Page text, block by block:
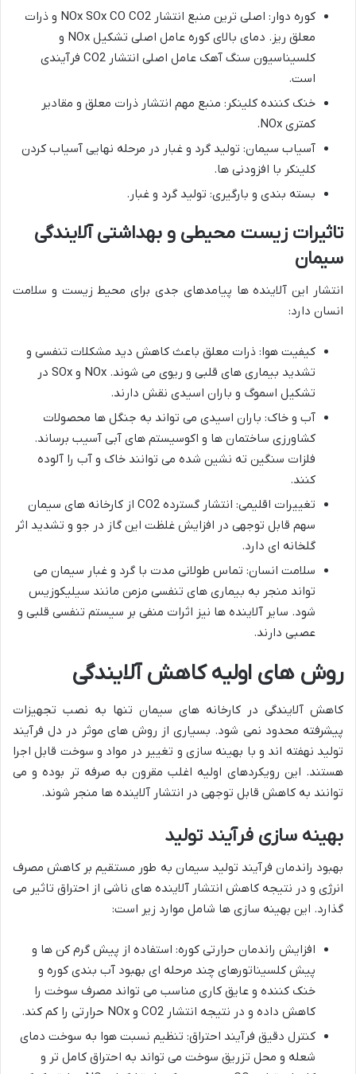
کوره دوار: اصلی ترین منبع انتشار NOx SOx CO CO2 و ذرات
معلق ریز. دمای بالای کوره عامل اصلی تشکیل NOx و
کلسیناسیون سنگ آهک عامل اصلی انتشار CO2 فرآیندی
است.
خنک کننده کلینکر: منبع مهم انتشار ذرات معلق و مقادیر
کمتری NOx.
آسیاب سیمان: تولید گرد و غبار در مرحله نهایی آسیاب کردن
کلینکر با افزودنی ها.
بسته بندی و بارگیری: تولید گرد و غبار.
تاثیرات زیست محیطی و بهداشتی آلایندگی
سیمان
انتشار این آلاینده ها پیامدهای جدی برای محیط زیست و سلامت
انسان دارد:
کیفیت هوا: ذرات معلق باعث کاهش دید مشکلات تنفسی و
تشدید بیماری های قلبی و ریوی می شوند. NOx و SOx در
تشکیل اسموگ و باران اسیدی نقش دارند.
آب و خاک: باران اسیدی می تواند به جنگل ها محصولات
کشاورزی ساختمان ها و اکوسیستم های آبی آسیب برساند.
فلزات سنگین ته نشین شده می توانند خاک و آب را آلوده
کنند.
تغییرات اقلیمی: انتشار گسترده CO2 از کارخانه های سیمان
سهم قابل توجهی در افزایش غلظت این گاز در جو و تشدید اثر
گلخانه ای دارد.
سلامت انسان: تماس طولانی مدت با گرد و غبار سیمان می
تواند منجر به بیماری های تنفسی مزمن مانند سیلیکوزیس
شود. سایر آلاینده ها نیز اثرات منفی بر سیستم تنفسی قلبی و
عصبی دارند.
روش های اولیه کاهش آلایندگی
کاهش آلایندگی در کارخانه های سیمان تنها به نصب تجهیزات
پیشرفته محدود نمی شود. بسیاری از روش های موثر در دل فرآیند
تولید نهفته اند و با بهینه سازی و تغییر در مواد و سوخت قابل اجرا
هستند. این رویکردهای اولیه اغلب مقرون به صرفه تر بوده و می
توانند به کاهش قابل توجهی در انتشار آلاینده ها منجر شوند.
بهینه سازی فرآیند تولید
بهبود راندمان فرآیند تولید سیمان به طور مستقیم بر کاهش مصرف
انرژی و در نتیجه کاهش انتشار آلاینده های ناشی از احتراق تاثیر می
گذارد. این بهینه سازی ها شامل موارد زیر است:
افزایش راندمان حرارتی کوره: استفاده از پیش گرم کن ها و
پیش کلسیناتورهای چند مرحله ای بهبود آب بندی کوره و
خنک کننده و عایق کاری مناسب می تواند مصرف سوخت را
کاهش داده و در نتیجه انتشار CO2 و NOx حرارتی را کم کند.
کنترل دقیق فرآیند احتراق: تنظیم نسبت هوا به سوخت دمای
شعله و محل تزریق سوخت می تواند به احتراق کامل تر و